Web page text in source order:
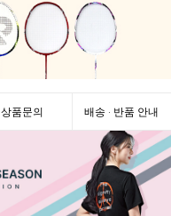
상품문의 배송 · 반품 안내